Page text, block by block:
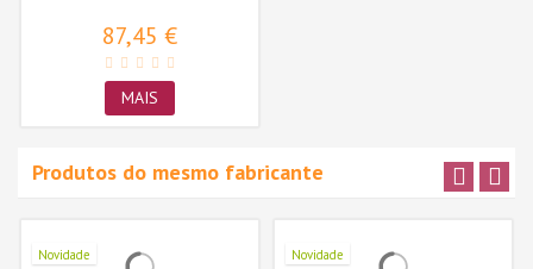
87,45 €
MAIS
Produtos do mesmo fabricante
Novidade Novidade